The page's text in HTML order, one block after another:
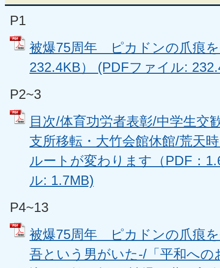
P1
被爆75周年 ピカドンの爪痕
232.4KB） (PDFファイル:
P2~3
目次/体育功労者表彰/中学生交
支所移転・大竹会館休館/荒天
ルートが変わります（PDF：
ル: 1.7MB)
P4~13
被爆75周年 ピカドンの爪痕
吾という男がいた-/「平和への